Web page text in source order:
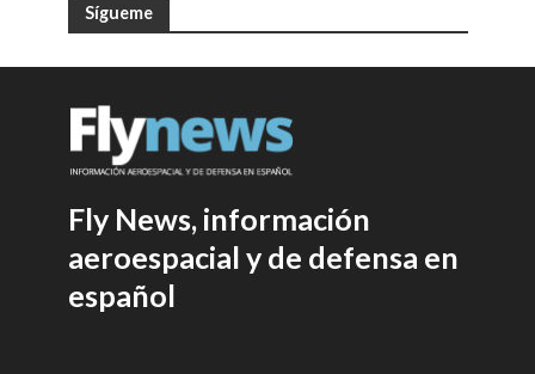
Sígueme
Fly News, información
aeroespacial y de defensa en
español